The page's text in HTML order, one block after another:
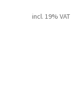
incl. 19% VAT